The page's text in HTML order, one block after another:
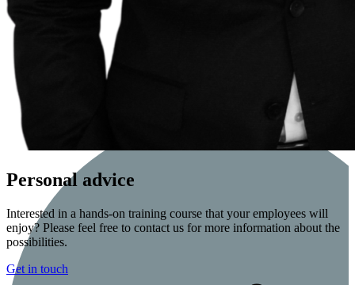
Personal advice
Interested in a hands-on training course that your employees will
enjoy? Please feel free to contact us for more information about the
possibilities.
Get in touch